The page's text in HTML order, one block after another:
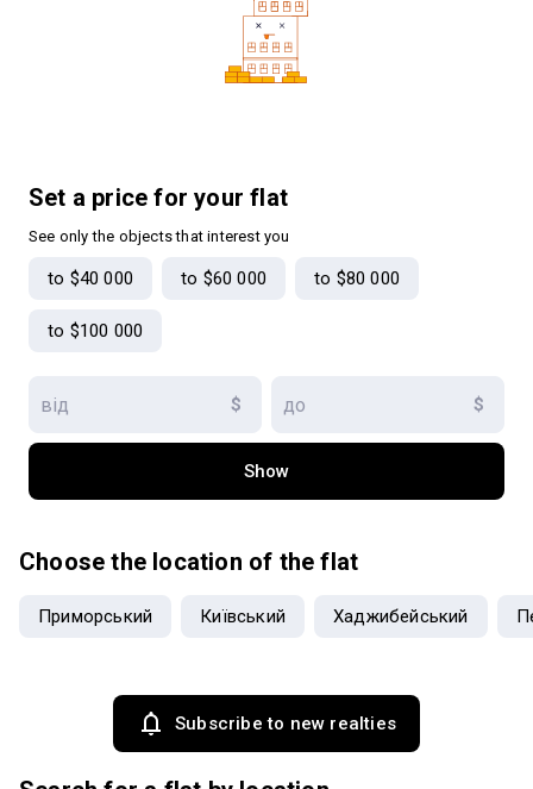
Set a price for your flat
See only the objects that interest you
to $40 000 to $60 000 to $80 000
to $100 000
$ $
Show
Choose the location of the flat
Приморський Київський Хаджибейський
Subscribe to new realties